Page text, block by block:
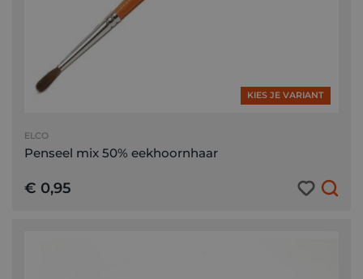
KIES JE VARIANT
ELCO
Penseel mix 50% eekhoornhaar
€ 0,95